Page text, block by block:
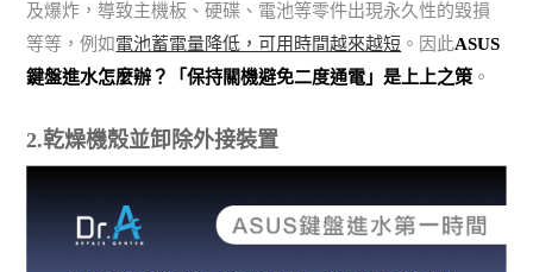
及爆炸，導致主機板、硬碟、電池等零件出現永久性的毀損
等等，例如電池蓄電量降低，可用時間越來越短 。因此ASUS
鍵盤進水怎麼辦？「保持關機避免二度通電」是上上之策 。
2.乾燥機殼並卸除外接裝置